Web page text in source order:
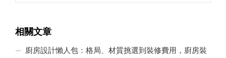
相關文章
廚房設計懶人包：格局、材質挑選到裝修費用，廚房裝